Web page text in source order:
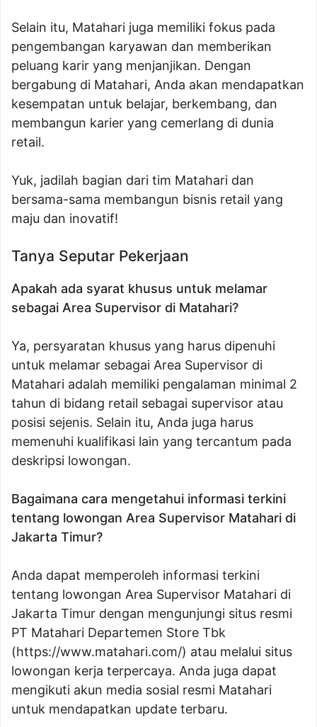
Selain itu, Matahari juga memiliki fokus pada
pengembangan karyawan dan memberikan
peluang karir yang menjanjikan. Dengan
bergabung di Matahari, Anda akan mendapatkan
kesempatan untuk belajar, berkembang, dan
membangun karier yang cemerlang di dunia
retail.
Yuk, jadilah bagian dari tim Matahari dan
bersama-sama membangun bisnis retail yang
maju dan inovatif!
Tanya Seputar Pekerjaan
Apakah ada syarat khusus untuk melamar
sebagai Area Supervisor di Matahari?
Ya, persyaratan khusus yang harus dipenuhi
untuk melamar sebagai Area Supervisor di
Matahari adalah memiliki pengalaman minimal 2
tahun di bidang retail sebagai supervisor atau
posisi sejenis. Selain itu, Anda juga harus
memenuhi kualifikasi lain yang tercantum pada
deskripsi lowongan.
Bagaimana cara mengetahui informasi terkini
tentang lowongan Area Supervisor Matahari di
Jakarta Timur?
Anda dapat memperoleh informasi terkini
tentang lowongan Area Supervisor Matahari di
Jakarta Timur dengan mengunjungi situs resmi
PT Matahari Departemen Store Tbk
(https://www.matahari.com/) atau melalui situs
lowongan kerja terpercaya. Anda juga dapat
mengikuti akun media sosial resmi Matahari
untuk mendapatkan update terbaru.